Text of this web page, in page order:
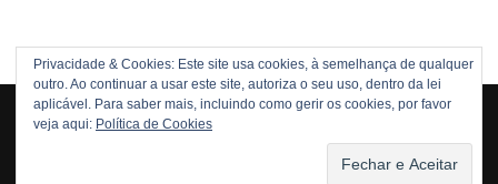
Privacidade & Cookies: Este site usa cookies, à semelhança de qualquer
outro. Ao continuar a usar este site, autoriza o seu uso, dentro da lei
aplicável. Para saber mais, incluindo como gerir os cookies, por favor
veja aqui: Política de Cookies
Direitos Reservados © 2005 -[current_year] JOÃO NUNES
POLÍTICA DE PRIVACIDADE